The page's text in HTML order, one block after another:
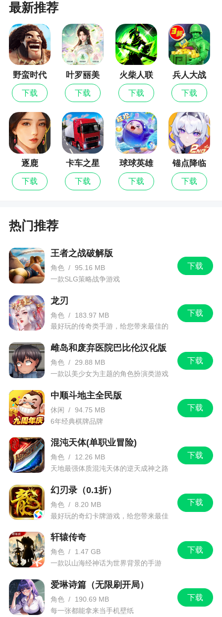
游戏特色
1、世界征服国战开启，三大阵营酣战淋漓
2、经典坦克收集，二战名将供你调遣
3、世界征服战”将闪电突袭战火从此前的“边
陲”之地延伸到全球舞台。对于筛选锤炼玩家游戏操
属于万中无一的绝对强者。与强者为伍，与强者竞
赛，方能彰显英雄本色
4、游戏设置多关卡，提供丰富的道具，可玩性
5、随时掌控战场局势，改变游戏策略
国时期
小编评价
1、闪电突击在玩家的指挥操作下集体放下倨傲
凭玩家调度。视玩家命令为战场铁律，同生共死，
只为重写二战历史，放下个人恩怨，同生共死，只
为重写二战历史
2、以收集各类传奇坦克及不同坦克策略搭配为
核心玩法，三大阵营重兵集结，万千坦克同屏对
决，铸造热血的坦克战争手游！集合策略和国战玩
法于一体的坦克游戏，传奇将领，万人国战，占领
中心疆土，成就陆地霸主梦
3、闪电突袭带你重回历史战场，谱写出光明与
黑暗的传奇赞歌。火爆激情的战争场面，凶猛残酷
的钢铁战车，用铁血意志铸就不屈战魂。科技和战
争的紧密联合，让你成为时代新霸主。强化、改
的乔治 巴顿，在新的欧亚大陆里书写历史。FIRE!带
上你的装甲部队一起同我征战吧
更新日志
1.新增推送礼包，更新版本后获得高级新坦克、
指挥官时，进行对应礼包推送
2.国战搜索功能，新增搜索玩家基地功能
最新推荐
野蛮时代
下载
叶罗丽美
颜公主
下载
火柴人联
盟3
下载
兵人大战
下载
逐鹿
下载
卡车之星
下载
球球英雄
下载
锚点降临
下载
热门推荐
下载
王者之战破解版
角色 / 95.16 MB
一款SLG策略战争游戏
下载
龙刃
角色 /
183.97 MB
最好玩的传奇类手游，给您带来最佳的
下载
雌岛和废弃医院巴比伦汉化版
角色 / 29.88 MB
一款以美少女为主题的角色扮演类游戏
下载
中顺斗地主全民版
休闲 / 94.75 MB
6年经典棋牌品牌
下载
混沌天体(单职业冒险)
角色 /
12.26 MB
天地最强体质混沌天体的逆天成神之路
下载
幻刃录（0.1折）
角色 / 8.20 MB
最好玩的奇幻卡牌游戏，给您带来最佳
下载
轩辕传奇
角色 /
1.47 GB
一款以山海经神话为世界背景的手游
下载
爱琳诗篇（无限刷开局）
角色 /
190.69 MB
每一张都能拿来当手机壁纸